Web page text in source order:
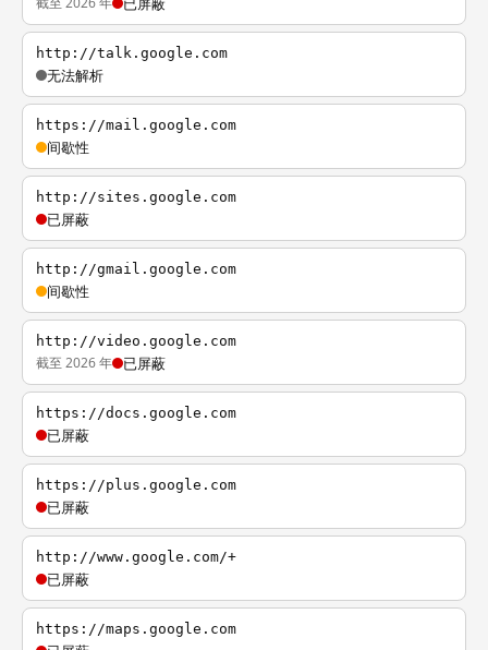
http://talk.google.com
无法解析
https://mail.google.com
间歇性
http://sites.google.com
已屏蔽
http://gmail.google.com
间歇性
http://video.google.com
截至 2026 年 已屏蔽
https://docs.google.com
已屏蔽
https://plus.google.com
已屏蔽
http://www.google.com/+
已屏蔽
https://maps.google.com